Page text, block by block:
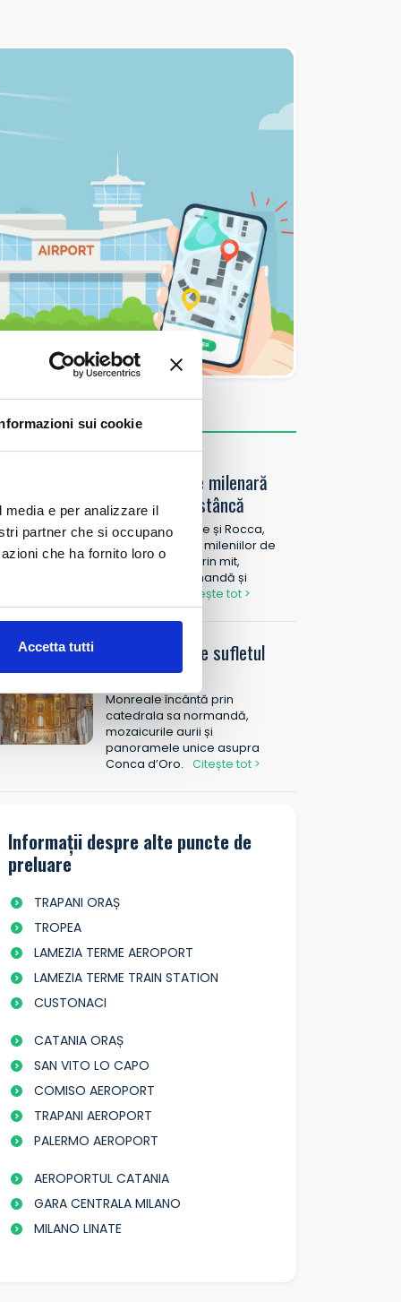
sui cookie
e per analizzare il
partner che si occupano
che ha fornito loro o
Accetta tutti
ratați
Cefalù: istorie milenară
între mare și stâncă
Cefalù, între mare și Rocca,
spune povestea mileniilor de
istorie siciliană prin mit,
arhitectură normandă și
Citește tot >
Monreale, unde sufletul
se luminează
Monreale încântă prin
catedrala sa normandă,
mozaicurile aurii și
panoramele unice asupra
Conca d’Oro.
Citește tot >
Informații despre alte puncte de
preluare
TRAPANI ORAȘ
TROPEA
LAMEZIA TERME AEROPORT
LAMEZIA TERME TRAIN STATION
CUSTONACI
CATANIA ORAȘ
SAN VITO LO CAPO
COMISO AEROPORT
TRAPANI AEROPORT
PALERMO AEROPORT
AEROPORTUL CATANIA
GARA CENTRALA MILANO
MILANO LINATE